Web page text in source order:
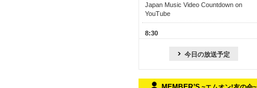
Japan Music Video Countdown on
YouTube
8:30
M-ON! カラオケカウントダウン 50
今日の放送予定